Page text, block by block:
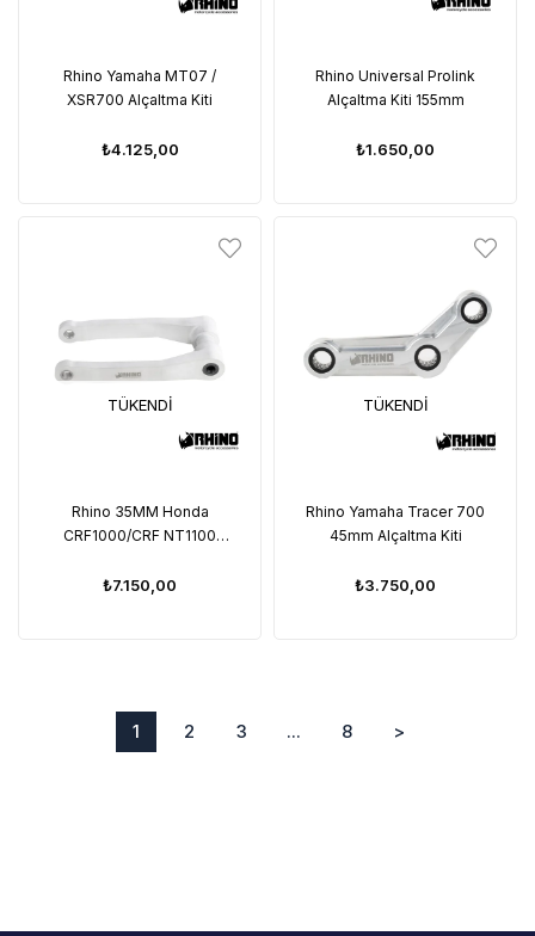
Rhino Yamaha MT07 /
XSR700 Alçaltma Kiti
₺4.125,00
Rhino Universal Prolink
Alçaltma Kiti 155mm
₺1.650,00
TÜKENDI
Rhino 35MM Honda
CRF1000/CRF NT1100
₺7.150,00
TÜKENDI
Rhino Yamaha Tracer 700
45mm Alçaltma Kiti
₺3.750,00
1 2 3 ... 8 >